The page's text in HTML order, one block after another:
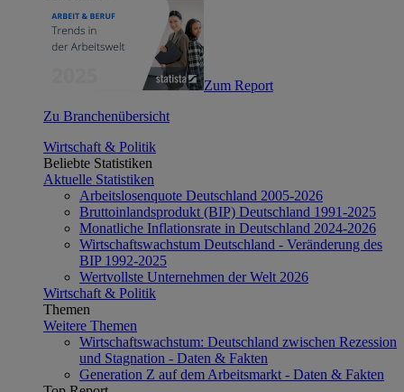
Zum Report
Zu Branchenübersicht
Wirtschaft & Politik
Beliebte Statistiken
Aktuelle Statistiken
Arbeitslosenquote Deutschland 2005-2026
Bruttoinlandsprodukt (BIP) Deutschland 1991-2025
Monatliche Inflationsrate in Deutschland 2024-2026
Wirtschaftswachstum Deutschland - Veränderung des
BIP 1992-2025
Wertvollste Unternehmen der Welt 2026
Wirtschaft & Politik
Themen
Weitere Themen
Wirtschaftswachstum: Deutschland zwischen Rezession
und Stagnation - Daten & Fakten
Generation Z auf dem Arbeitsmarkt - Daten & Fakten